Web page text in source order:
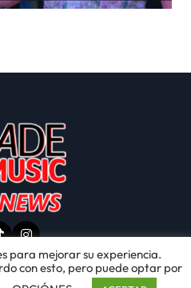
para mejorar su experiencia.
con esto, pero puede optar por